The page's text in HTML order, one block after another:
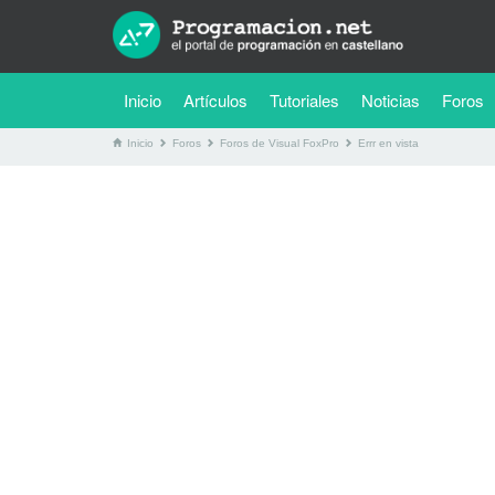
Inicio Artículos Tutoriales (current)
Noticias Foros
Inicio Foros Foros de Visual FoxPro Errr en vista